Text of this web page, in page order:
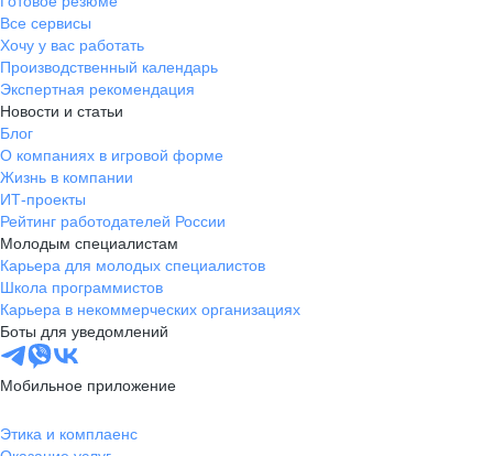
Все сервисы
Хочу у вас работать
Производственный календарь
Экспертная рекомендация
Новости и статьи
Блог
О компаниях в игровой форме
Жизнь в компании
ИТ-проекты
Рейтинг работодателей России
Молодым специалистам
Карьера для молодых специалистов
Школа программистов
Карьера в некоммерческих организациях
Боты для уведомлений
Мобильное приложение
Этика и комплаенс